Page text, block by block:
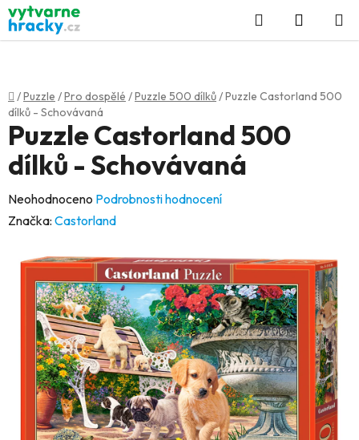
Přejít
na
obsah
Hledat
KOŠÍK
Domů
/Puzzle /Pro dospělé /Puzzle 500 dílků/Puzzle Castorland 500
dílků - Schovávaná
Puzzle Castorland 500
dílků - Schovávaná
Průměrné
hodnocení
hvězdiček.
Neohodnoceno Podrobnosti hodnocení
Značka: Castorland